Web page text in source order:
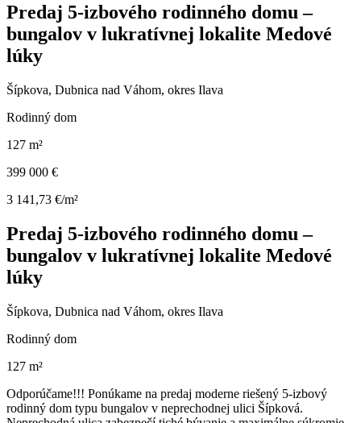
Predaj 5-izbového rodinného domu –
bungalov v lukratívnej lokalite Medové
lúky
Šípkova, Dubnica nad Váhom, okres Ilava
Rodinný dom
127 m²
399 000 €
3 141,73 €/m²
Predaj 5-izbového rodinného domu –
bungalov v lukratívnej lokalite Medové
lúky
Šípkova, Dubnica nad Váhom, okres Ilava
Rodinný dom
127 m²
Odporúčame!!! Ponúkame na predaj moderne riešený 5-izbový
rodinný dom typu bungalov v neprechodnej ulici Šípková.